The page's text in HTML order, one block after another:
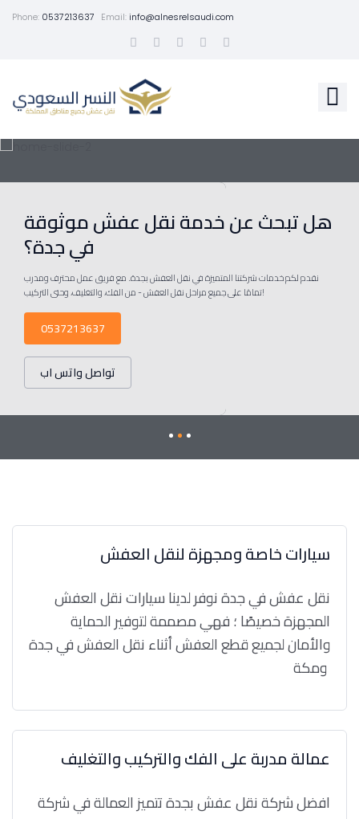
Phone: 0537213637 Email:info@alnesrelsaudi.com
هل تبحث عن خدمة نقل عفش موثوقة
في جدة؟
نقدم لكم خدمات شركتنا المتميزة في نقل العفش بجدة. مع فريق عمل محترف ومدرب
تمامًا على جميع مراحل نقل العفش - من الفك، والتغليف، وحتى التركيب!
0537213637
تواصل واتس اب
سيارات خاصة ومجهزة لنقل العفش
نقل عفش في جدة نوفر لدينا سيارات نقل العفش
المجهزة خصيصًا ؛ فهي مصممة لتوفير الحماية
والأمان لجميع قطع العفش أثناء نقل العفش في جدة
عمالة مدربة على الفك والتركيب والتغليف
افضل شركة نقل عفش بجدة تتميز العمالة في شركة